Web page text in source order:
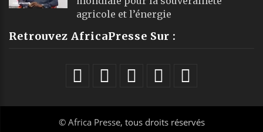
agricole et l’énergie
Retrouvez AfricaPresse Sur :
© Africa Presse, tous droits réservés